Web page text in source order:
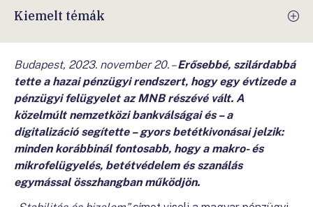
Kiemelt témák
Budapest, 2023. november 20. –Erősebbé, szilárdabbá
tette a hazai pénzügyi rendszert, hogy egy évtizede a
pénzügyi felügyelet az MNB részévé vált. A
közelmúlt nemzetközi bankválságai és – a
digitalizáció segítette – gyors betétkivonásai jelzik:
minden korábbinál fontosabb, hogy a makro- és
mikrofelügyelés, betétvédelem és szanálás
egymással összhangban működjön.